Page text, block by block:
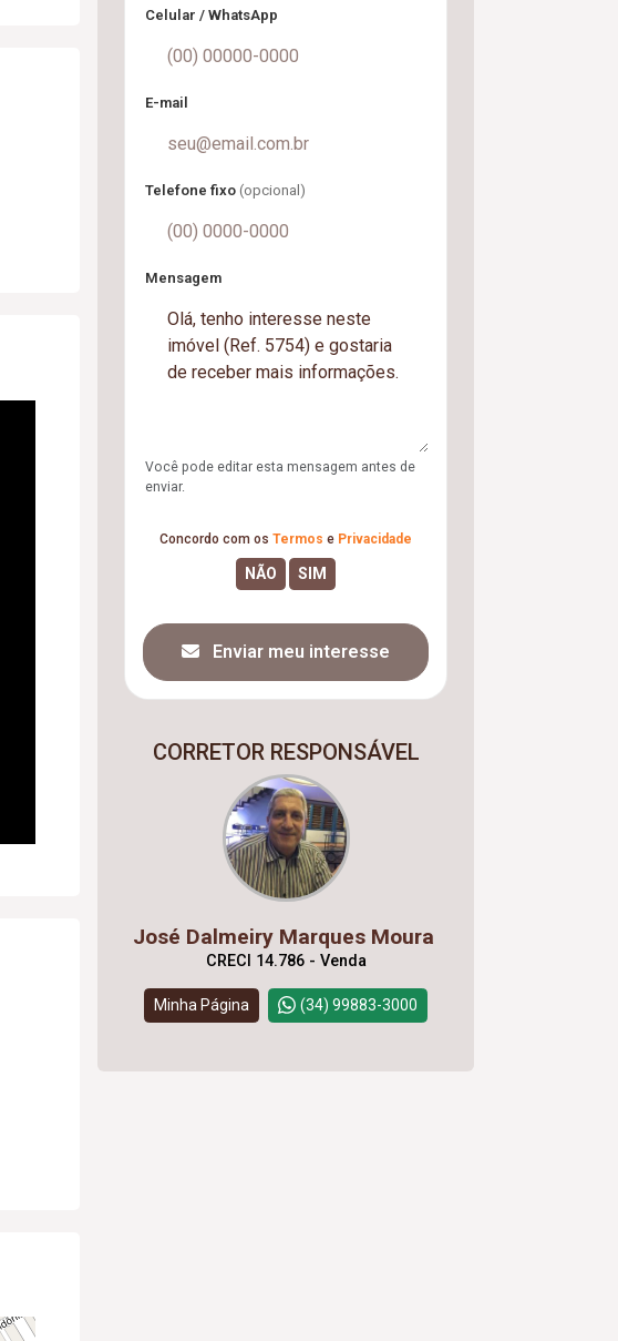
Celular / WhatsApp
E-mail
Telefone fixo (opcional)
Mensagem
Você pode editar esta mensagem antes de
enviar.
Concordo com os Termos e Privacidade
Enviar meu interesse
CORRETOR RESPONSÁVEL
José Dalmeiry Marques Moura
CRECI 14.786 - Venda
Minha Página (34) 99883-3000